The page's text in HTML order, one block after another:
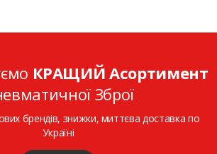
КРАЩИЙ Асортимент
Зброї
брендів, знижки, миттєва доставка по
Україні